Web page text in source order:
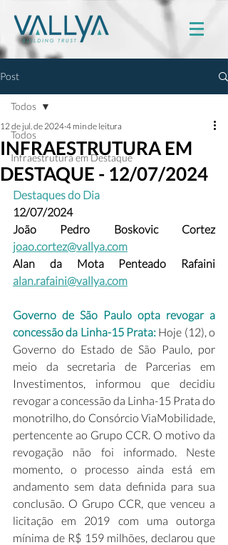
Post
Todos
Infraestrutura em Destaque
Todos
INFRAESTRUTURA EM
DESTAQUE - 12/07/2024
12 de jul. de 2024 4 min de leitura
Destaques do Dia
12/07/2024
João Pedro Boskovic Cortez
joao.cortez@vallya.com
alan.rafaini@vallya.com
Governo de São Paulo opta revogar a
concessão da Linha-15 Prata: Hoje (12), o
Governo do Estado de São Paulo, por
meio da secretaria de Parcerias em
Investimentos, informou que decidiu
revogar a concessão da Linha-15 Prata do
monotrilho, do Consórcio ViaMobilidade,
pertencente ao Grupo CCR. O motivo da
revogação não foi informado. Neste
momento, o processo ainda está em
andamento sem data definida para sua
conclusão. O Grupo CCR, que venceu a
licitação em 2019 com uma outorga
mínima de R$ 159 milhões, declarou que